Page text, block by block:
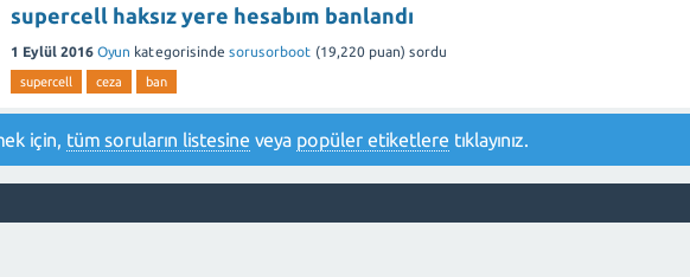
supercell haksız yere hesabım banlandı
1 Eylül 2016 Oyun kategorisinde sorusorboot (19,220 puan) sordu
supercell ceza ban
için, tüm soruların listesine veya popüler etiketlere tıklayınız.